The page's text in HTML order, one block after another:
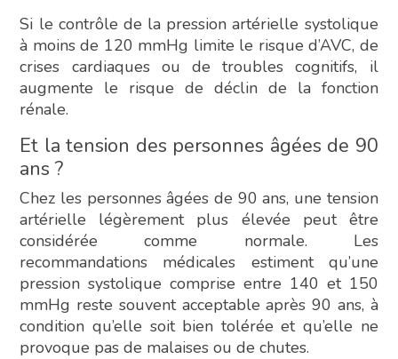
Si le contrôle de la pression artérielle systolique
à moins de 120 mmHg limite le risque d’AVC, de
crises cardiaques ou de troubles cognitifs, il
augmente le risque de déclin de la fonction
rénale.
Et la tension des personnes âgées de 90
ans ?
Chez les personnes âgées de 90 ans, une tension
artérielle légèrement plus élevée peut être
considérée comme normale. Les
recommandations médicales estiment qu’une
pression systolique comprise entre 140 et 150
mmHg reste souvent acceptable après 90 ans, à
condition qu’elle soit bien tolérée et qu’elle ne
provoque pas de malaises ou de chutes.